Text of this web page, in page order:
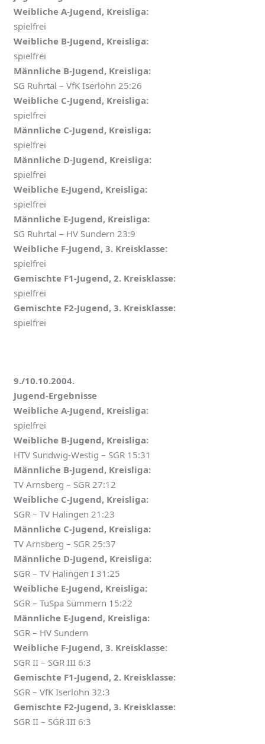
Weibliche A-Jugend, Kreisliga:
spielfrei
Weibliche B-Jugend, Kreisliga:
spielfrei
Männliche B-Jugend, Kreisliga:
SG Ruhrtal – VfK Iserlohn 25:26
Weibliche C-Jugend, Kreisliga:
spielfrei
Männliche C-Jugend, Kreisliga:
spielfrei
Männliche D-Jugend, Kreisliga:
spielfrei
Weibliche E-Jugend, Kreisliga:
spielfrei
Männliche E-Jugend, Kreisliga:
SG Ruhrtal – HV Sundern 23:9
Weibliche F-Jugend, 3. Kreisklasse:
spielfrei
Gemischte F1-Jugend, 2. Kreisklasse:
spielfrei
Gemischte F2-Jugend, 3. Kreisklasse:
spielfrei
9./10.10.2004.
Jugend-Ergebnisse
Weibliche A-Jugend, Kreisliga:
spielfrei
Weibliche B-Jugend, Kreisliga:
HTV Sundwig-Westig – SGR 15:31
Männliche B-Jugend, Kreisliga:
TV Arnsberg – SGR 27:12
Weibliche C-Jugend, Kreisliga:
SGR – TV Halingen 21:23
Männliche C-Jugend, Kreisliga:
TV Arnsberg – SGR 25:37
Männliche D-Jugend, Kreisliga:
SGR – TV Halingen I 31:25
Weibliche E-Jugend, Kreisliga:
SGR – TuSpa Sümmern 15:22
Männliche E-Jugend, Kreisliga:
SGR – HV Sundern
Weibliche F-Jugend, 3. Kreisklasse:
SGR II – SGR III 6:3
Gemischte F1-Jugend, 2. Kreisklasse:
SGR – VfK Iserlohn 32:3
Gemischte F2-Jugend, 3. Kreisklasse:
SGR II – SGR III 6:3